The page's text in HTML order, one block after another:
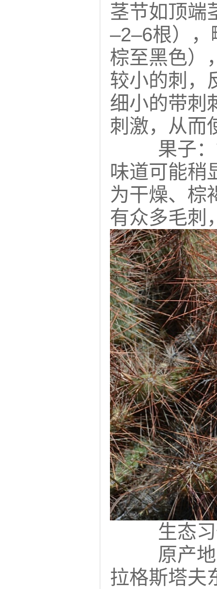
茎节如顶端
–2–6根）
棕至黑色）
较小的刺，
细小的带刺
刺激，从而
果子
味道可能稍
为干燥、棕
有众多毛刺
生态
原产
拉格斯塔夫